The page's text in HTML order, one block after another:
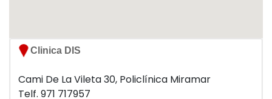
Clinica DIS
Cami De La Vileta 30, Policlínica Miramar
Telf. 971 717957